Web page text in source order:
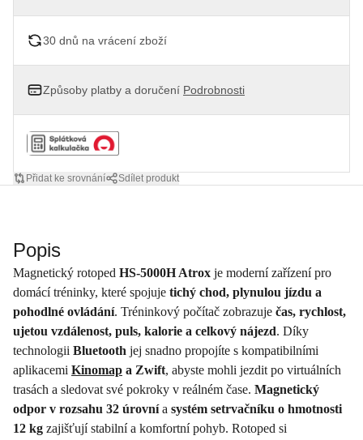
30 dnů na vrácení zboží
Způsoby platby a doručení Podrobnosti
Přidat ke srovnání Sdílet produkt
Popis
Magnetický rotoped HS-5000H Atrox je moderní zařízení pro
domácí tréninky, které spojuje tichý chod, plynulou jízdu a
pohodlné ovládání. Tréninkový počítač zobrazuje čas, rychlost,
ujetou vzdálenost, puls, kalorie a celkový nájezd. Díky
technologii Bluetooth jej snadno propojíte s kompatibilními
aplikacemi Kinomap a Zwift, abyste mohli jezdit po virtuálních
trasách a sledovat své pokroky v reálném čase. Magnetický
odpor v rozsahu 32 úrovnía systém setrvačníku o hmotnosti
12 kg zajišťují stabilní a komfortní pohyb. Rotoped si